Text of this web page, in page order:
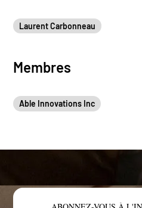
Laurent Carbonneau
Membres
Able Innovations Inc